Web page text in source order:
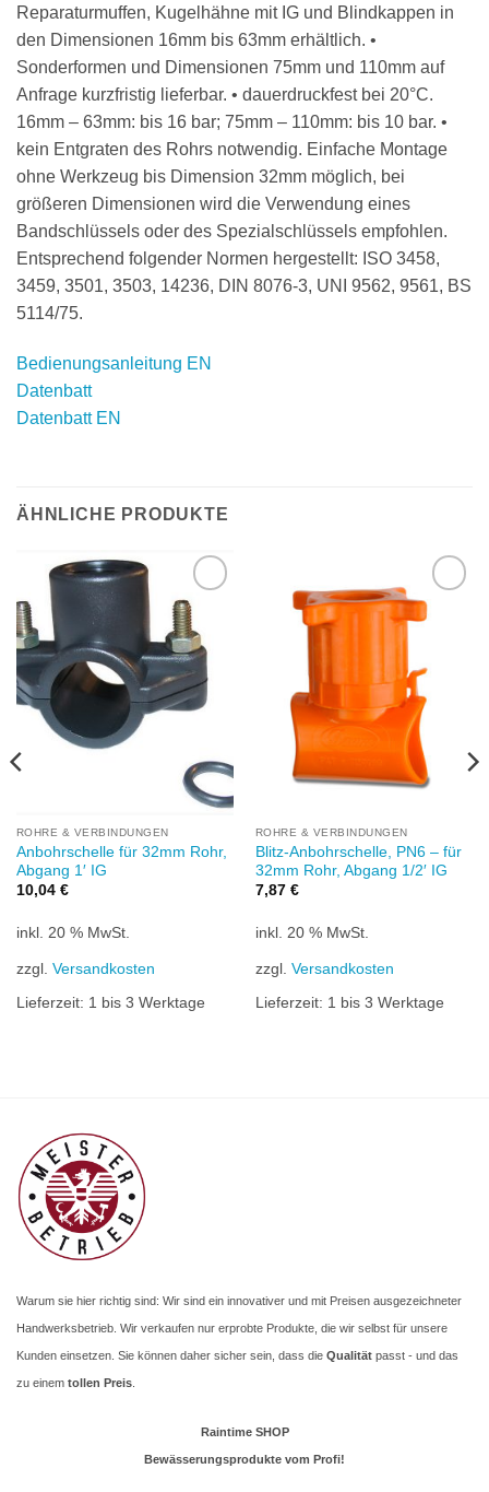
Reparaturmuffen, Kugelhähne mit IG und Blindkappen in
den Dimensionen 16mm bis 63mm erhältlich. •
Sonderformen und Dimensionen 75mm und 110mm auf
Anfrage kurzfristig lieferbar. • dauerdruckfest bei 20°C.
16mm – 63mm: bis 16 bar; 75mm – 110mm: bis 10 bar. •
kein Entgraten des Rohrs notwendig. Einfache Montage
ohne Werkzeug bis Dimension 32mm möglich, bei
größeren Dimensionen wird die Verwendung eines
Bandschlüssels oder des Spezialschlüssels empfohlen.
Entsprechend folgender Normen hergestellt: ISO 3458,
3459, 3501, 3503, 14236, DIN 8076-3, UNI 9562, 9561, BS
5114/75.
Bedienungsanleitung EN
Datenbatt
Datenbatt EN
ÄHNLICHE PRODUKTE
Zu
Wunschliste
hinzufügen
ROHRE & VERBINDUNGEN
Anbohrschelle für 32mm Rohr,
Abgang 1′ IG
10,04 €
inkl. 20 % MwSt.
zzgl. Versandkosten
Lieferzeit: 1 bis 3 Werktage
Zu
Wunschliste
hinzufügen
ROHRE & VERBINDUNGEN
Blitz-Anbohrschelle, PN6 – für
32mm Rohr, Abgang 1/2′ IG
7,87 €
inkl. 20 % MwSt.
zzgl. Versandkosten
Lieferzeit: 1 bis 3 Werktage
Warum sie hier richtig sind: Wir sind ein innovativer und mit Preisen ausgezeichneter
Handwerksbetrieb. Wir verkaufen nur erprobte Produkte, die wir selbst für unsere
Kunden einsetzen. Sie können daher sicher sein, dass die Qualität passt - und das
zu einem tollen Preis
Raintime SHOP
Bewässerungsprodukte vom Profi!